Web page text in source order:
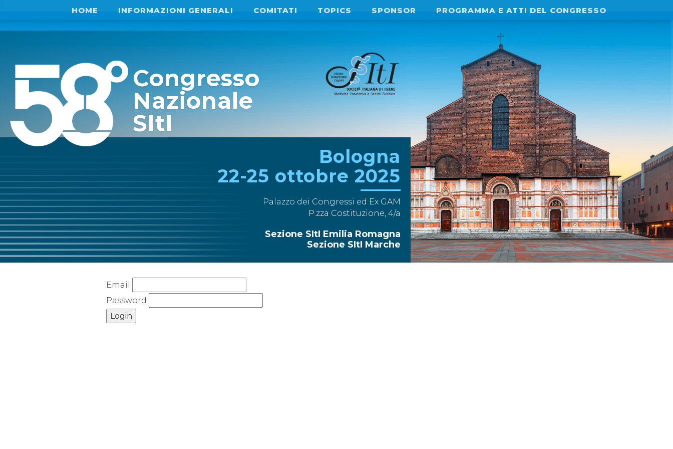
HOME INFORMAZIONI GENERALI COMITATI TOPICS SPONSOR PROGRAMMA E ATTI DEL CONGRESSO
Congresso
Nazionale
SItI
Bologna
22-25 ottobre 2025
Palazzo dei Congressi ed Ex GAM
P.zza Costituzione, 4/a
Sezione SItI Emilia Romagna
Sezione SItI Marche
Email
Password